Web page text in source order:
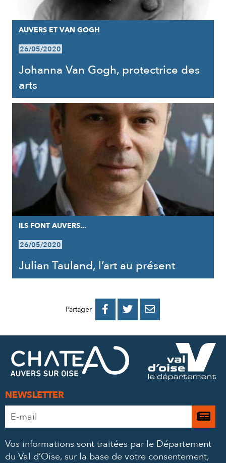
AUVERS ET VAN GOGH
26/05/2020
Johanna Van Gogh, protectrice des
arts
ILS FONT AUVERS...
26/05/2020
Julian Tauland, l’art au présent
Partager 
PARTAGER
FACEBOOK
PARTAGER
PARTAGER
MAIL
NEWSLETTER
Adresse
e-
*
Je
à
Vos informations sont traitées par le Département
du Val d’Oise, sur la base de votre consentement,